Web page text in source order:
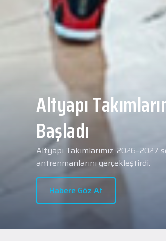
Yeni transferimiz
Merkezi
geçti.
2026 - 2027 sezonu öncesindeki
transferlerimizden Collin Malcolm,
Hastanesi'nde kapsamlı sağlık
Habere Göz At